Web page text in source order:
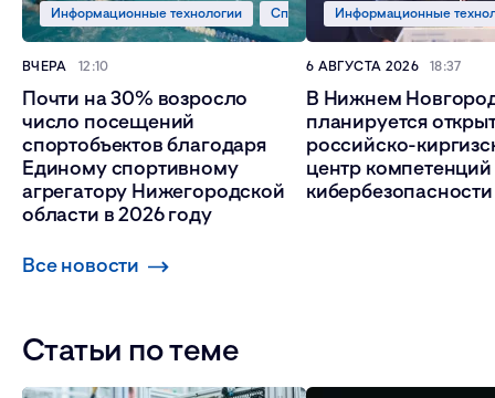
Почти на 30% возросло
число посещений
спортобъектов благодаря
Единому спортивному
агрегатору Нижегородской
области в 2026 году
Информационные технологии Спорт
ВЧЕРА 12:10
В Нижнем
планируется
российско-
центр
кибербезопасности
Информационные
6 АВГУСТА 2026 18:37
Все новости
Статьи по теме